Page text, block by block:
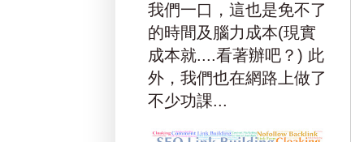
我們一口，這也是免不了
的時間及腦力成本(現實
成本就....看著辦吧？) 此
外，我們也在網路上做了
不少功課...